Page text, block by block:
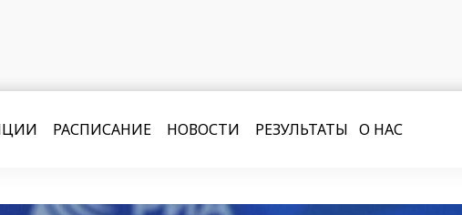
РАСПИСАНИЕ НОВОСТИ РЕЗУЛЬТАТЫ О НАС